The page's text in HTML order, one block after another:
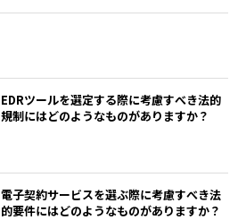
EDRツールを選定する際に考慮すべき法的
規制にはどのようなものがありますか？
電子契約サービスを選ぶ際に考慮すべき法
的要件にはどのようなものがありますか？